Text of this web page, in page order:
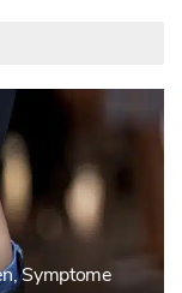
Symptome